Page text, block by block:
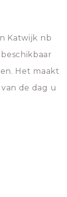
Katwijk nb
Het maakt
de dag u